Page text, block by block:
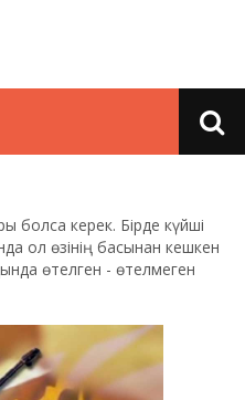
болса керек. Бірде күйші
ол өзінің басынан кешкен
өтелген - өтелмеген